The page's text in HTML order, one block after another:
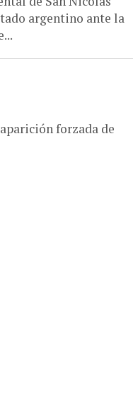
argentino ante la
forzada de